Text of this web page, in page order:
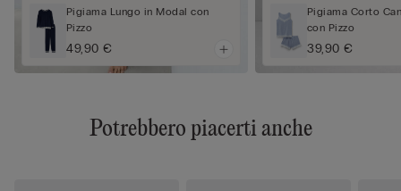
Pigiama Lungo in Modal con
Pizzo
49,90 €
Pigiama Corto
con Pizzo
39,90 €
Potrebbero piacerti anche